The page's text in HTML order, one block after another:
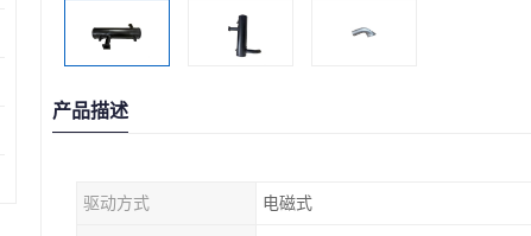
产品描述
驱动方式 电磁式